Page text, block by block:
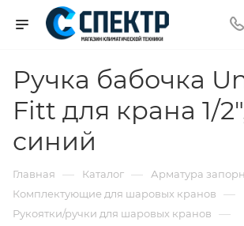
Ручка бабочка
Fitt для крана 1/
синий
Главная — Каталог — Арматура
Комплектующие для шаровых кранов —
Рукоятки/ручки для шаровых кранов —